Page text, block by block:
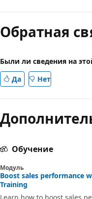
Режим
чтения
выключен
Обратная
Были ли сведения на
Да
Нет
Обучение
Модуль
Boost sales performance
Training